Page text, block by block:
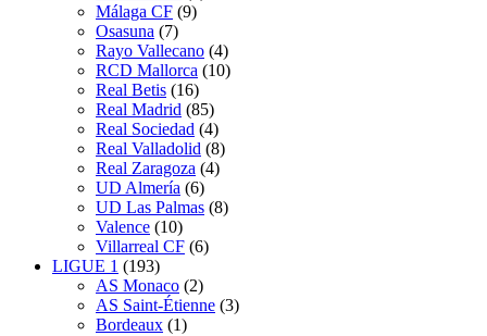
Málaga CF (9)
Osasuna (7)
Rayo Vallecano (4)
RCD Mallorca (10)
Real Betis (16)
Real Madrid (85)
Real Sociedad (4)
Real Valladolid (8)
Real Zaragoza (4)
UD Almería (6)
UD Las Palmas (8)
Valence (10)
Villarreal CF (6)
LIGUE 1 (193)
AS Monaco (2)
AS Saint-Étienne (3)
Bordeaux (1)